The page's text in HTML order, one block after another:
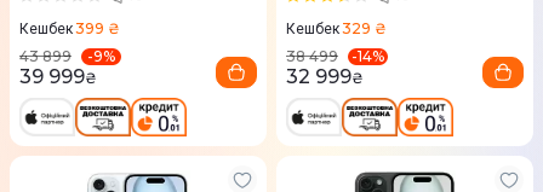
Кешбек399 ₴
43 899
-9%
39 999₴
Кешбек329 ₴
38 499
-14%
32 999₴